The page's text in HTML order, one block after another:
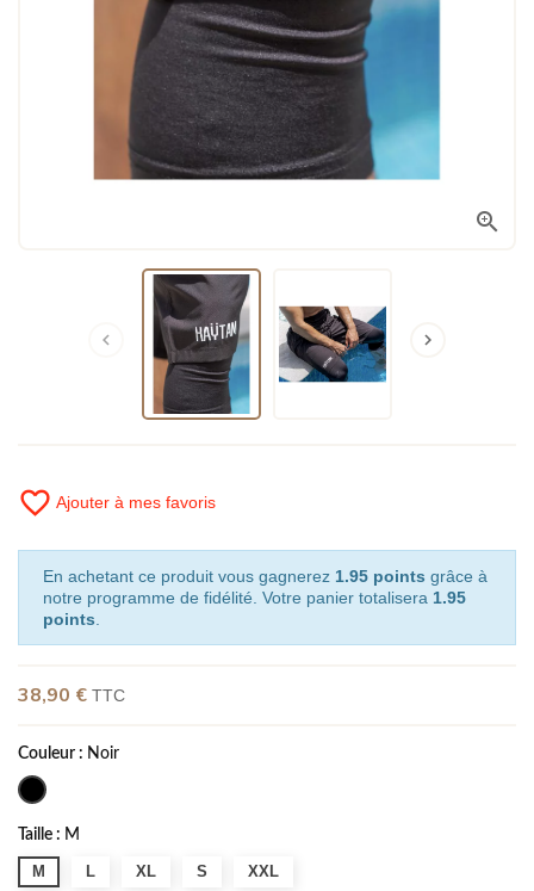

 
favorite_border Ajouter à mes favoris
En achetant ce produit vous gagnerez 1.95 points grâce à
notre programme de fidélité. Votre panier totalisera 1.95
points
38,90 € TTC
Couleur : Noir
Taille : M
M L XL S XXL